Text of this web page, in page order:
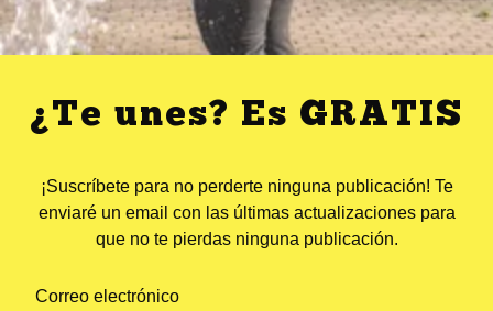
¿Te unes? Es GRATIS
¡Suscríbete para no perderte ninguna publicación! Te
enviaré un email con las últimas actualizaciones para
que no te pierdas ninguna publicación.
Correo electrónico